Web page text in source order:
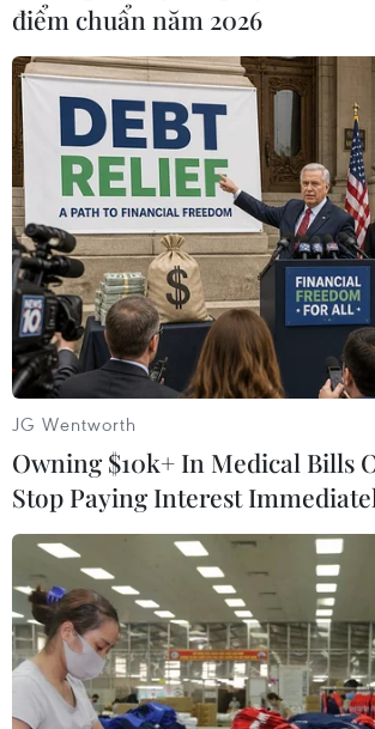
Trọng Nghĩa đã buôn bán ma túy
tỉnh thành trên cả nước. Công an
Thanh Hóa đang tiếp tục điều tra
án./.
#Thanh Hóa #ma túy
#ma túy tổng
#buôn bán ma túy
#bất quả tang
điểm chuẩn năm 2026
JG Wentworth
Owning $10k+ In Medical Bills
Stop Paying Interest